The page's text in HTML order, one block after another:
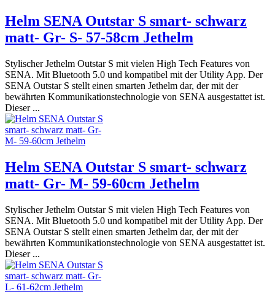
Helm SENA Outstar S smart- schwarz
matt- Gr- S- 57-58cm Jethelm
Stylischer Jethelm Outstar S mit vielen High Tech Features von
SENA. Mit Bluetooth 5.0 und kompatibel mit der Utility App. Der
SENA Outstar S stellt einen smarten Jethelm dar, der mit der
bewährten Kommunikationstechnologie von SENA ausgestattet ist.
Dieser ...
Helm SENA Outstar S smart- schwarz
matt- Gr- M- 59-60cm Jethelm
Stylischer Jethelm Outstar S mit vielen High Tech Features von
SENA. Mit Bluetooth 5.0 und kompatibel mit der Utility App. Der
SENA Outstar S stellt einen smarten Jethelm dar, der mit der
bewährten Kommunikationstechnologie von SENA ausgestattet ist.
Dieser ...